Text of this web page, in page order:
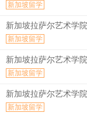
新加坡留学
新加坡拉萨尔艺术学
新加坡留学
新加坡拉萨尔艺术学
新加坡留学
新加坡拉萨尔艺术学
新加坡留学